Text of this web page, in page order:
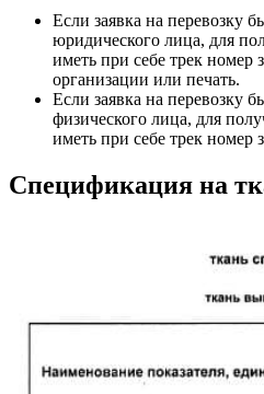
Если заявка на перевозку
юридического лица, для
иметь при себе трек номер
организации или печать.
Если заявка на перевозку
физического лица, для
иметь при себе трек номер
Спецификация на